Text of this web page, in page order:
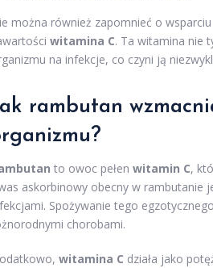
można również zapomnieć o wsparciu
witamina C. Ta witamina nie
na infekcje, co czyni ją
rambutan
to owoc pełen witamin C,
askorbinowy obecny w rambutanie
Spożywanie tego
chorobami.
witamina C działa jako